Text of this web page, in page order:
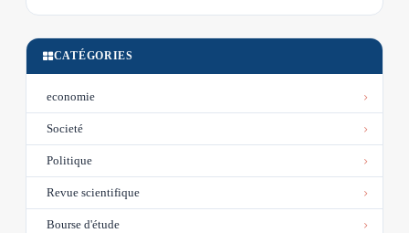
CATÉGORIES
economie
Societé
Politique
Revue scientifique
Bourse d'étude